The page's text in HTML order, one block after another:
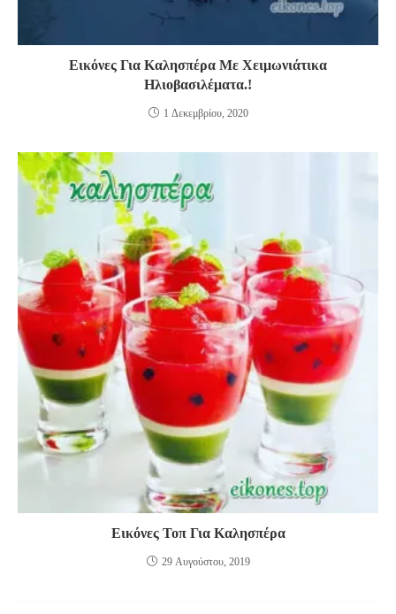
Εικόνες Για Καλησπέρα Με Χειμωνιάτικα
Ηλιοβασιλέματα.!
1 Δεκεμβρίου, 2020
Εικόνες Τοπ Για Καλησπέρα
29 Αυγούστου, 2019